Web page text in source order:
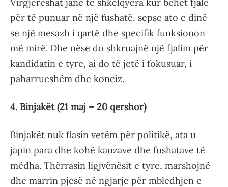
për të punuar në një fushatë, sepse ato e dinë
se një mesazh i qartë dhe specifik funksionon
më mirë. Dhe nëse do shkruajnë një fjalim për
kandidatin e tyre, ai do të jetë i fokusuar, i
paharrueshëm dhe konciz.
4. Binjakët (21 maj – 20 qershor)
Binjakët nuk flasin vetëm për politikë, ata u
japin para dhe kohë kauzave dhe fushatave të
mëdha. Thërrasin ligjvënësit e tyre, marshojnë
dhe marrin pjesë në ngjarje për mbledhjen e